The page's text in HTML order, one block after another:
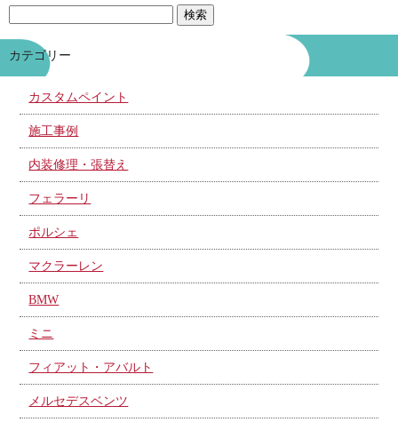
カテゴリー
カスタムペイント
施工事例
内装修理・張替え
フェラーリ
ポルシェ
マクラーレン
BMW
ミニ
フィアット・アバルト
メルセデスベンツ